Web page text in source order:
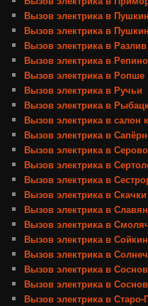
Вызов электрика в
Вызов электрика в
Вызов электрика в Разлив
Вызов электрика в Репино
Вызов электрика в Ропше
Вызов электрика в Ручьи
Вызов электрика в
Вызов электрика в салон
Вызов электрика в
Вызов электрика в Серово
Вызов электрика в
Вызов электрика в
Вызов электрика в Скачки
Вызов электрика в
Вызов электрика в
Вызов электрика в
Вызов электрика в
Вызов электрика в
Вызов электрика в
Вызов электрика в Старо-